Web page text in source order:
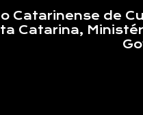
Catarinense de
Catarina,